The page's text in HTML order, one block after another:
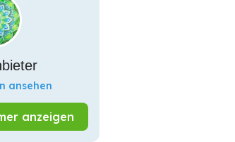
ansehen
anzeigen